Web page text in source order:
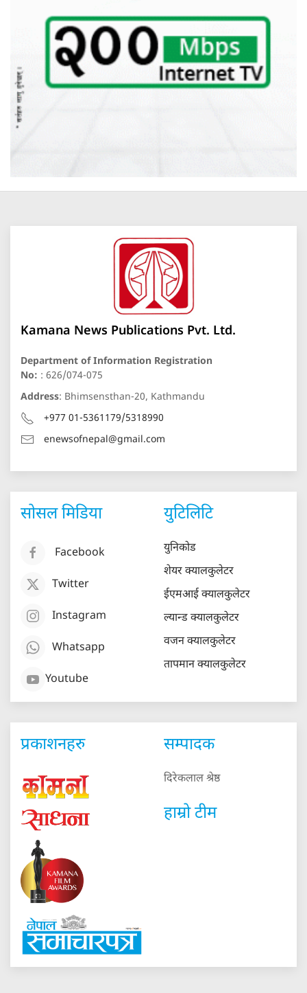
Kamana News Publications Pvt. Ltd.
Department of Information Registration
No: : 626/074-075
Address: Bhimsensthan-20, Kathmandu
+977 01-5361179/5318990
enewsofnepal@gmail.com
सोसल मिडिया
Facebook
Twitter
Instagram
Whatsapp
Youtube
युटिलिटि
युनिकोड
शेयर क्यालकुलेटर
ईएमआई क्यालकुलेटर
ल्यान्ड क्यालकुलेटर
वजन क्यालकुलेटर
तापमान क्यालकुलेटर
प्रकाशनहरु सम्पादक
दिरेकलाल श्रेष्ठ
हाम्रो टीम